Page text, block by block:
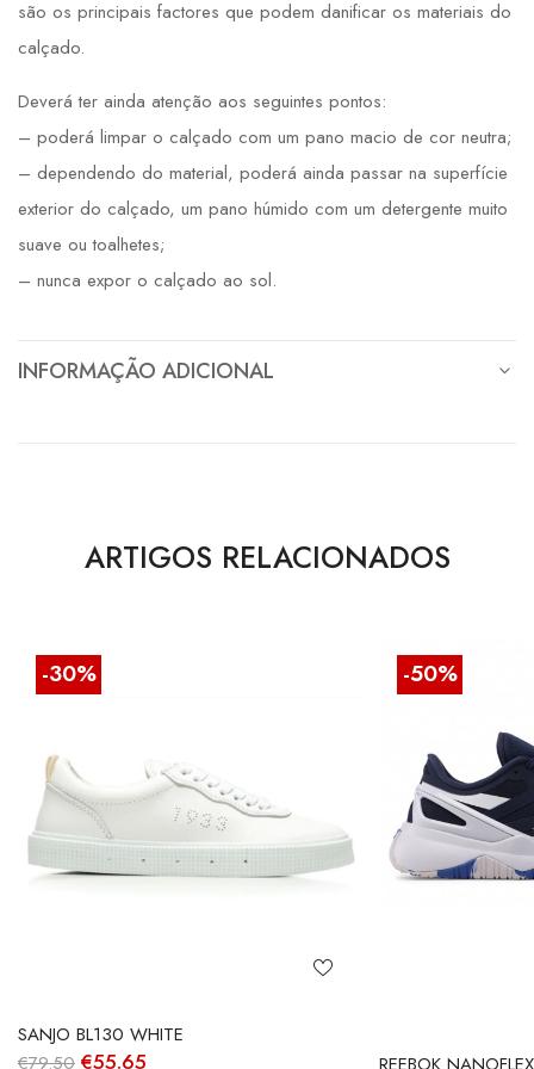
são os principais factores que podem danificar os materiais do
calçado.
Deverá ter ainda atenção aos seguintes pontos:
– poderá limpar o calçado com um pano macio de cor neutra;
– dependendo do material, poderá ainda passar na superfície
exterior do calçado, um pano húmido com um detergente muito
suave ou toalhetes;
– nunca expor o calçado ao sol.
INFORMAÇÃO ADICIONAL
ARTIGOS RELACIONADOS
-30%
SANJO BL130 WHITE
€79.50 O
€55.65
-50%
REEBOK